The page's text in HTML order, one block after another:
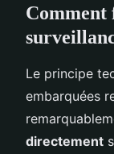
Comment
Le principe
embarquées
directement